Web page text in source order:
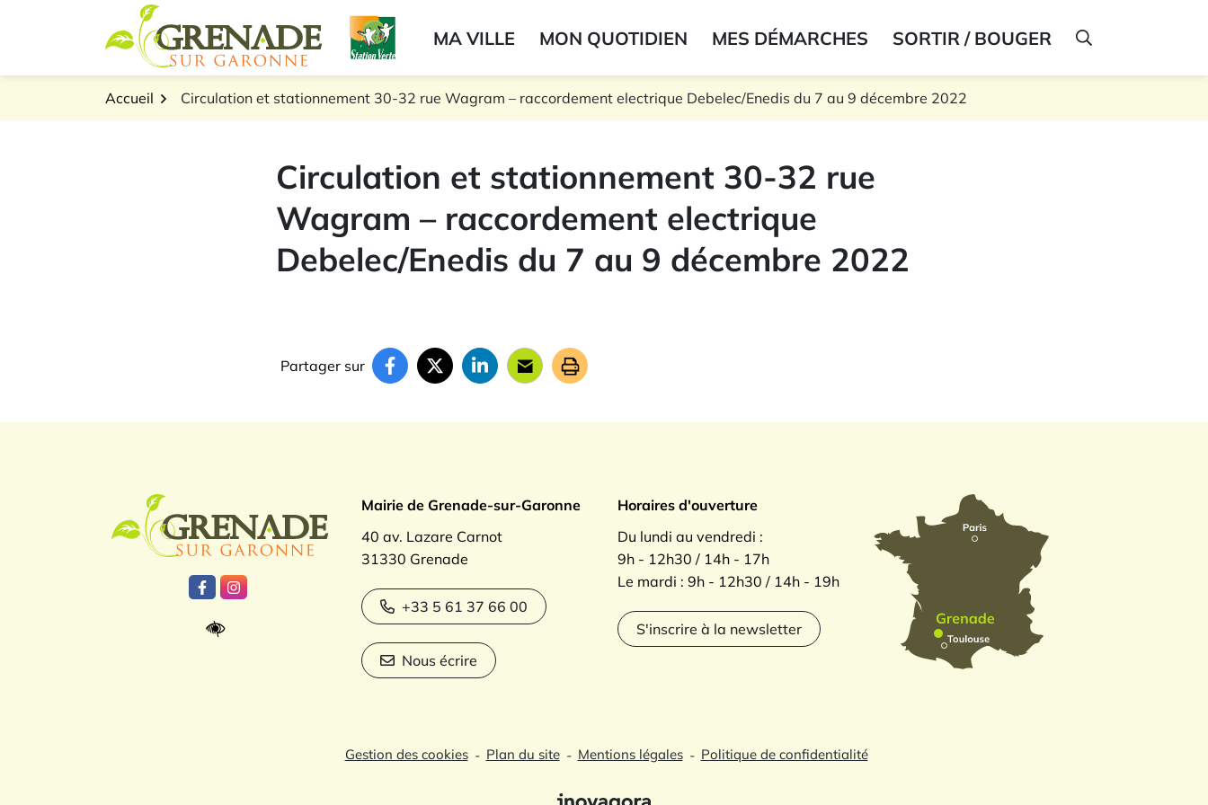
Logo Grenade sur GaronneMA VILLE MON QUOTIDIEN MES DÉMARCHES SORTIR / BOUGER AFFICHER LA
Accueil Circulation et stationnement 30-32 rue Wagram – raccordement electrique Debelec/Enedis du 7 au 9 décembre 2022
Circulation et stationnement 30-32 rue
Wagram – raccordement electrique
Debelec/Enedis du 7 au 9 décembre 2022
Partager sur
Logo Grenade sur Garonne
Lien vers le compte Facebook
Lien vers le compte Instagram
Mairie de Grenade-sur-Garonne
40 av. Lazare Carnot
31330 Grenade
+33 5 61 37 66 00
Nous écrire
Horaires d'ouverture
Du lundi au vendredi :
9h - 12h30 / 14h - 17h
Le mardi : 9h - 12h30 / 14h - 19h
S'inscrire à la newsletter
Gestion des cookies Plan du site Mentions légales Politique de confidentialité